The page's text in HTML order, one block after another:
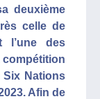
deuxième
celle de
l’une des
Nations
Afin de